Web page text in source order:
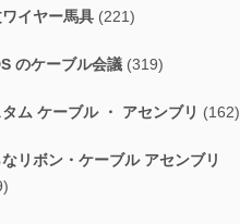
イヤー馬具 (221)
のケーブル会議 (319)
ム ケーブル ・ アセンブリ (162)
リボン・ケーブル アセンブリ